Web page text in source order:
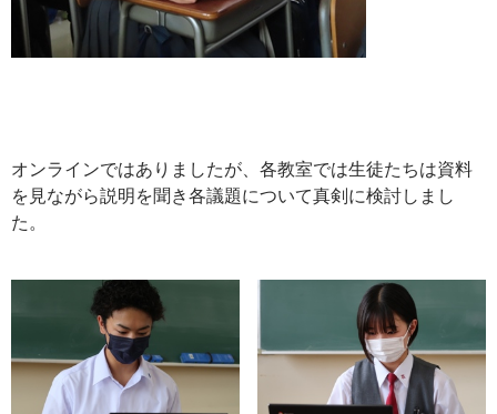
オンラインではありましたが、各教室では生徒たちは資料
を見ながら説明を聞き各議題について真剣に検討しまし
た。